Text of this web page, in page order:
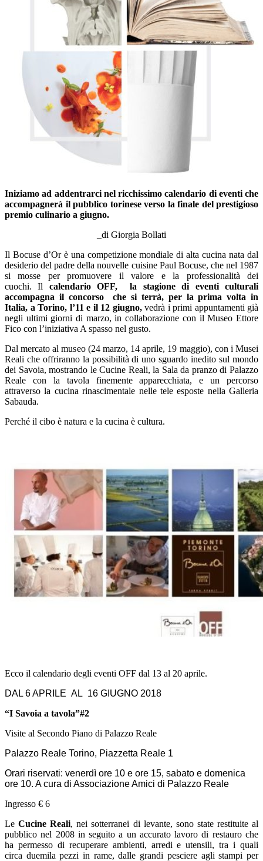
Iniziamo ad addentrarci nel ricchissimo calendario di eventi che
accompagnerà il pubblico torinese verso la finale del prestigioso
premio culinario a giugno.
_di Giorgia Bollati
Il Bocuse d’Or è una competizione mondiale di alta cucina nata dal
desiderio del padre della nouvelle cuisine Paul Bocuse, che nel 1987
si mosse per promuovere il valore e la professionalità dei
cuochi. Il calendario OFF, la stagione di eventi culturali
accompagna il concorso che si terrà, per la prima volta in
Italia, a Torino, l’11 e il 12 giugno,vedrà i primi appuntamenti già
negli ultimi giorni di marzo, in collaborazione con il Museo Ettore
Fico con l’iniziativa A spasso nel gusto.
Dal mercato al museo (24 marzo, 14 aprile, 19 maggio), con i Musei
Reali che offriranno la possibilità di uno sguardo inedito sul mondo
dei Savoia, mostrando le Cucine Reali, la Sala da pranzo di Palazzo
Reale con la tavola finemente apparecchiata, e un percorso
attraverso la cucina rinascimentale nelle tele esposte nella Galleria
Sabauda.
Perché il cibo è natura e la cucina è cultura.
Ecco il calendario degli eventi OFF dal 13 al 20 aprile.
DAL 6 APRILE AL 16 GIUGNO 2018
“I Savoia a tavola”#2
Visite al Secondo Piano di Palazzo Reale
Palazzo Reale Torino, Piazzetta Reale 1
Orari riservati: venerdì ore 10 e ore 15, sabato e domenica
ore 10. A cura di Associazione Amici di Palazzo Reale
Ingresso € 6
LeCucine Reali, nei sotterranei di levante, sono state restituite al
pubblico nel 2008 in seguito a un accurato lavoro di restauro che
ha permesso di recuperare ambienti, arredi e utensili, tra i quali
circa duemila pezzi in rame, dalle grandi pesciere agli stampi per